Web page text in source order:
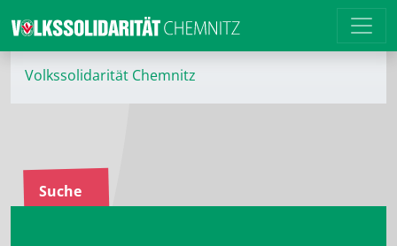
Volkssolidarität Chemnitz
Suche